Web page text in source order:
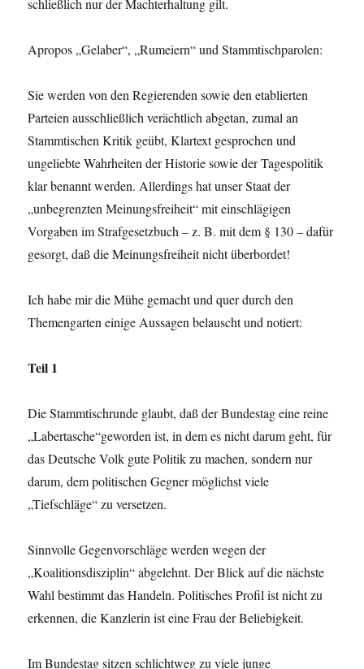
schließlich nur der Machterhaltung gilt.
Apropos „Gelaber“, „Rumeiern“ und Stammtisch­parolen:
Sie werden von den Regierenden sowie den etablierten
Parteien ausschließlich verächtlich abgetan, zumal an
Stammtischen Kritik geübt, Klartext gesprochen und
ungeliebte Wahrheiten der Historie sowie der Tagespolitik
klar benannt werden. Allerdings hat unser Staat der
„unbegrenzten Meinungsfreiheit“ mit ein­schlägigen
Vorgaben im Strafgesetzbuch – z. B. mit dem § 130 – dafür
gesorgt, daß die Meinungsfreiheit nicht überbordet!
Ich habe mir die Mühe gemacht und quer durch den
Themengarten einige Aussagen belauscht und notiert:
Teil 1
Die Stammtischrunde glaubt, daß der Bundestag eine reine
„Labertasche“geworden ist, in dem es nicht darum geht, für
das Deutsche Volk gute Politik zu machen, sondern nur
darum, dem politischen Gegner möglichst viele
„Tiefschläge“ zu versetzen.
Sinnvolle Gegenvorschläge werden wegen der
„Koalitionsdisziplin“ abgelehnt. Der Blick auf die nächste
Wahl bestimmt das Handeln. Politisches Profil ist nicht zu
erkennen, die Kanzlerin ist eine Frau der Beliebigkeit.
Im Bundestag sitzen schlichtweg zu viele junge